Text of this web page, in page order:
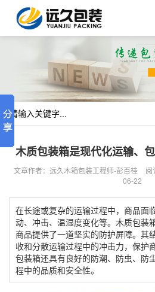
木质包装箱是现代化运输、
文章作者：远久木箱包装工程师-彭百桂 阅
06-22
在长途或复杂的运输过程中，商品面
动、冲击、温湿度变化等。木质包装
商品提供了一道坚实的防护屏障。其
收和分散运输过程中的冲击力，保护
包装箱还具有良好的防潮、防虫、防
程中的品质和安全性。